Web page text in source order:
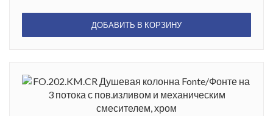
ДОБАВИТЬ В КОРЗИНУ